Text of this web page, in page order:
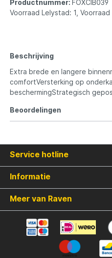
Productnummer: FOXCIB039
Voorraad Lelystad: 1,
Beschrijving
Extra brede en langere
comfortVersterking op
beschermingStrategisch
Beoordelingen
Service hotline
Informatie
Meer van Raven